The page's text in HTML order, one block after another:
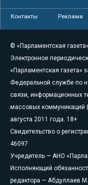
Контакты Реклама
© «Парламентская
Электронное
«Парламентская газета»
Федеральной службе по
связи, информационных
массовых коммуникаций
августа 2011 года. 18+
Свидетельство о
46097
Учредитель — АНО
Исполняющий
редактора — Абдуллаев